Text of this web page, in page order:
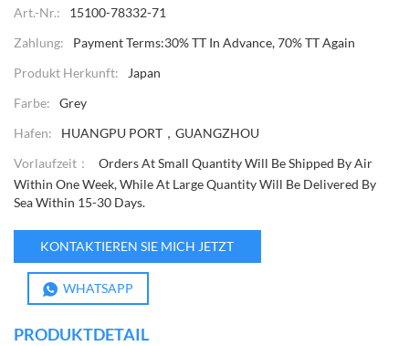
Art.-Nr.:
15100-78332-71
Zahlung:
Payment Terms:30% TT In Advance, 70% TT Again
Produkt Herkunft:
Japan
Farbe:
Grey
Hafen:
HUANGPU PORT，GUANGZHOU
Vorlaufzeit：
Orders At Small Quantity Will Be Shipped By Air
Within One Week, While At Large Quantity Will Be Delivered By
Sea Within 15-30 Days.
KONTAKTIEREN SIE MICH JETZT
WHATSAPP
PRODUKTDETAIL